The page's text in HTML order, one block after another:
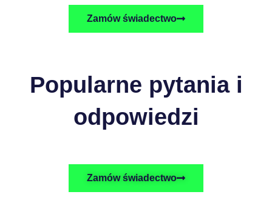
Zamów świadectwo
Popularne pytania i
odpowiedzi
Zamów świadectwo